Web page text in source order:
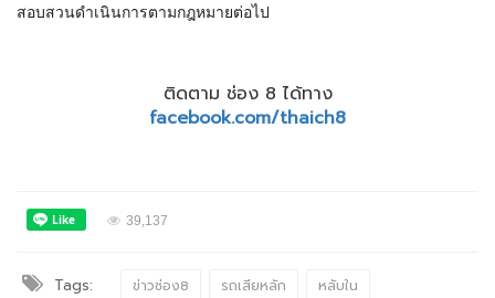
สอบสวนดำเนินการตามกฎหมายต่อไป
ติดตาม ช่อง 8 ได้ทาง
facebook.com/thaich8
39,137
Tags: ข่าวช่อง8 รถเสียหลัก
หลับใน